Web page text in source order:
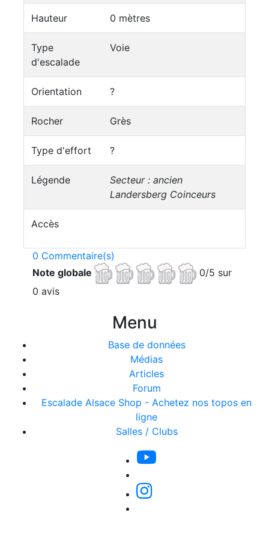
Hauteur 0 mètres
Type
d'escalade
Voie
Orientation ?
Rocher Grès
Type d'effort ?
Légende
Secteur : ancien
Landersberg Coinceurs
Accès
0 Commentaire(s)
Note globale
0/5 sur
0 avis
Menu
Base de données
Médias
Articles
Forum
Escalade Alsace Shop - Achetez nos topos en
ligne
Salles / Clubs